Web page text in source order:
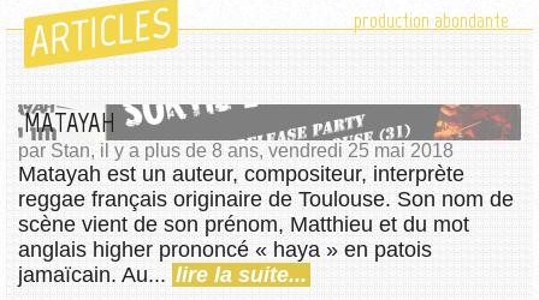
ARTICLES production abondante
MATAYAH
par Stan, il y a plus de 8 ans, vendredi 25 mai 2018
Matayah est un auteur, compositeur, interprète
reggae français originaire de Toulouse. Son nom de
scène vient de son prénom, Matthieu et du mot
anglais higher prononcé « haya » en patois
jamaïcain. Au... lire la suite...